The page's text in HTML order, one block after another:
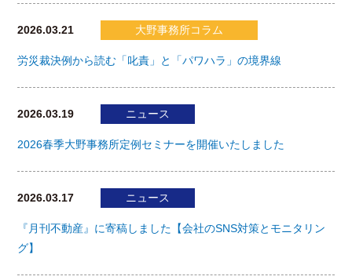
2026.03.21 大野事務所コラム
労災裁決例から読む「叱責」と「パワハラ」の境界線
2026.03.19 ニュース
2026春季大野事務所定例セミナーを開催いたしました
2026.03.17 ニュース
『月刊不動産』に寄稿しました【会社のSNS対策とモニタリン
グ】